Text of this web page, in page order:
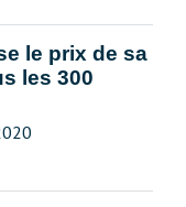
le prix de sa
les 300